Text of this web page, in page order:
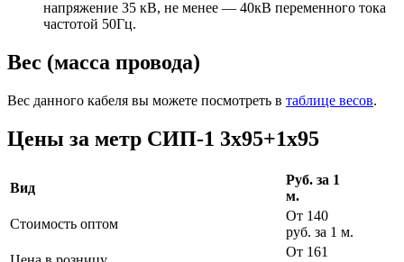
напряжение 35 кВ, не менее — 40кВ переменного тока
частотой 50Гц.
Вес (масса провода)
Вес данного кабеля вы можете посмотреть в таблице весов.
Цены за метр СИП-1 3х95+1х95
Вид
Руб. за 1
м.
Стоимость оптом
От 140
руб. за 1 м.
От 161